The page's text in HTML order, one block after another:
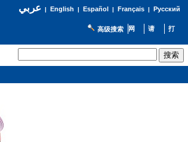
عربي| English | Español | Français| Русский
高级搜索